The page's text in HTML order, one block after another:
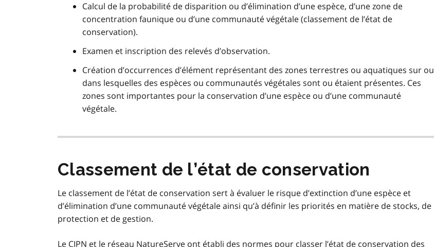
Calcul de la probabilité de disparition ou d’élimination d’une espèce, d’une zone de
concentration faunique ou d’une communauté végétale (classement de l’état de
conservation).
Examen et inscription des relevés d’observation.
Création d’occurrences d’élément représentant des zones terrestres ou aquatiques sur ou
dans lesquelles des espèces ou communautés végétales sont ou étaient présentes. Ces
zones sont importantes pour la conservation d’une espèce ou d’une communauté
végétale.
Classement de l’état de conservation
Le classement de l’état de conservation sert à évaluer le risque d’extinction d’une espèce et
d’élimination d’une communauté végétale ainsi qu’à définir les priorités en matière de stocks, de
protection et de gestion.
Le CIPN et le réseau NatureServe ont établi des normes pour classer l’état de conservation des